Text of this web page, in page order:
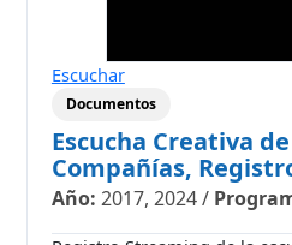
Escuchar
Documentos
Escucha Creativa
Compañías,
Año: 2017, 2024/